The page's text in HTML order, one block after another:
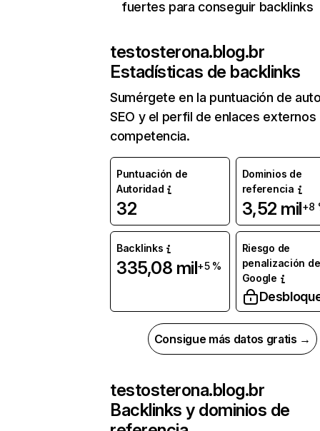
fuertes para conseguir backlinks
testosterona.blog.br
Estadísticas de backlinks
Sumérgete en la puntuación de
SEO y el perfil de enlaces externos
competencia.
Puntuación de
Autoridad
32
Dominios de
referencia
3,52 mil+8
Backlinks
335,08 mil+5 %
Riesgo de
penalización de
Google
Consigue más datos gratis →
testosterona.blog.br
Backlinks y dominios de